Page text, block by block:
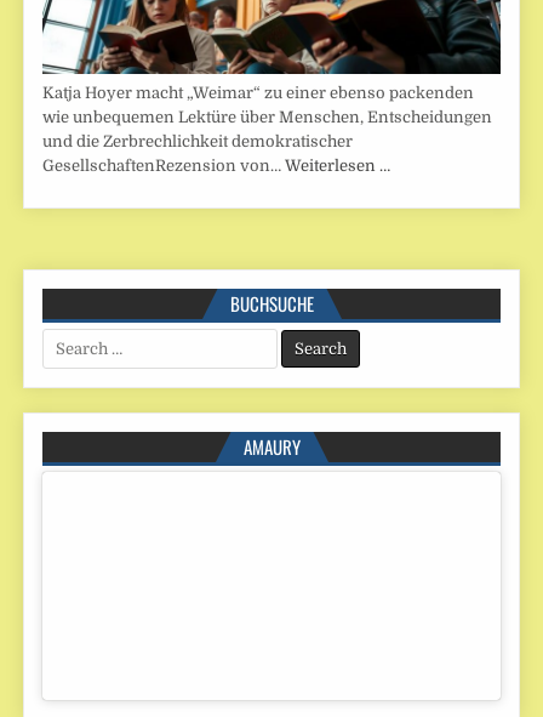
Katja Hoyer macht „Weimar“ zu einer ebenso packenden
wie unbequemen Lektüre über Menschen, Entscheidungen
und die Zerbrechlichkeit demokratischer
GesellschaftenRezension von…Weiterlesen …
BUCHSUCHE
Search
for:
AMAURY